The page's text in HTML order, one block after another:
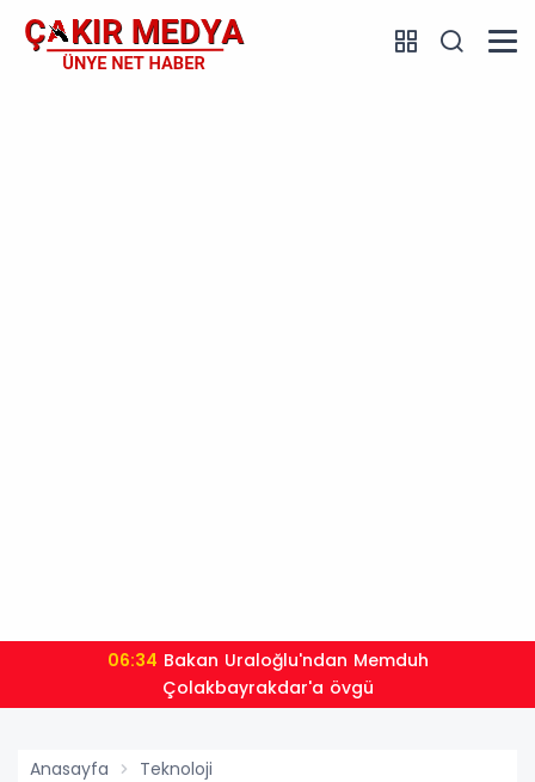
06:34
Çolakbayrakdar'a övgü
Anasayfa Teknoloji